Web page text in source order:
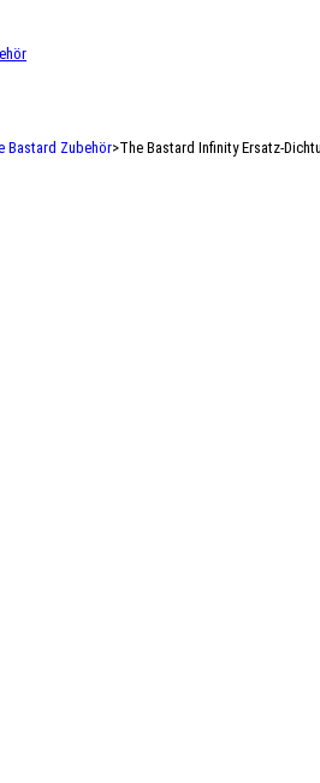
Bastard Zubehör>The Bastard Infinity Ersatz-